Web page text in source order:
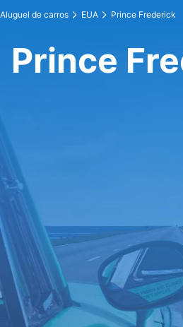
Aluguel de carros EUA Prince Frederick
Prince